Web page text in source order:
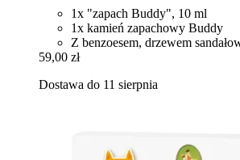
1x "zapach Buddy", 10 ml
1x kamień zapachowy Buddy
Z benzoesem, drzewem
59,00 zł
Dostawa do 11 sierpnia